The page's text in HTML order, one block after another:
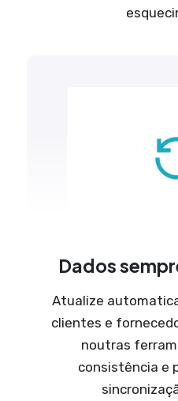
Dados
Atualize
clientes e
noutras
consistência e